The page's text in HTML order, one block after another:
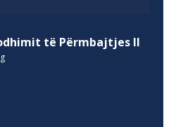
të Përmbajtjes II